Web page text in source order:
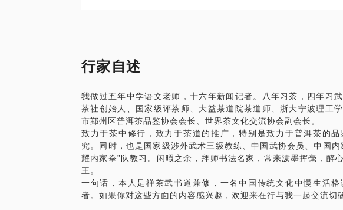
品尝适合您目前品鉴水准的普洱茶；
获得一份价值在300元左右的普洱茶；
可以申请加入鄞州区普洱茶品鉴协会，并参加各种茶会活动。
行家自述
我做过五年中学语文老师，十六年新闻记者。八年习茶，四年习
茶社创始人、国家级评茶师、大益茶道院茶道师、浙大宁波理工
市鄞州区普洱茶品鉴协会会长、世界茶文化交流协会副会长。
致力于茶中修行，致力于茶道的推广，特别是致力于普洱茶的
究。同时，也是国家级涉外武术三级教练、中国武协会员、中国
耀内家拳”队教习。闲暇之余，拜师书法名家，常来泼墨挥毫，醉
王。
一句话，本人是禅茶武书道兼修，一名中国传统文化中慢生活
者。如果你对这些方面的内容感兴趣，欢迎来在行与我一起交流切